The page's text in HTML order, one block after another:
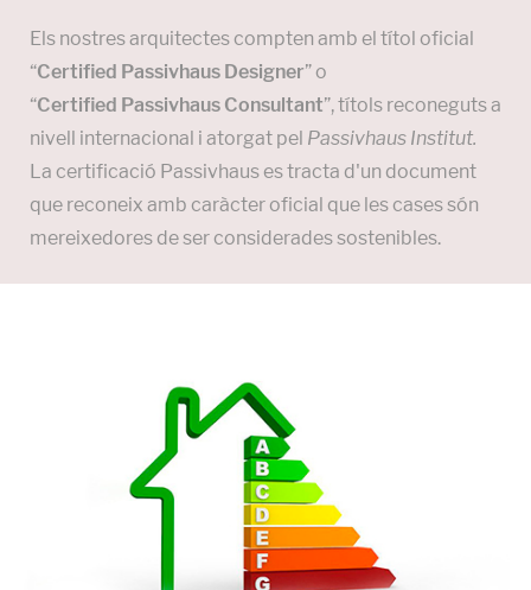
Els nostres arquitectes compten amb el títol oficial
“Certified Passivhaus Designer” o
“Certified Passivhaus Consultant”, títols reconeguts a
nivell internacional i atorgat pel Passivhaus Institut.
La certificació Passivhaus es tracta d'un document
que reconeix amb caràcter oficial que les cases són
mereixedores de ser considerades sostenibles.